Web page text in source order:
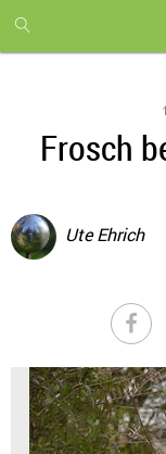
month
free
Frosch
Ute Ehrich